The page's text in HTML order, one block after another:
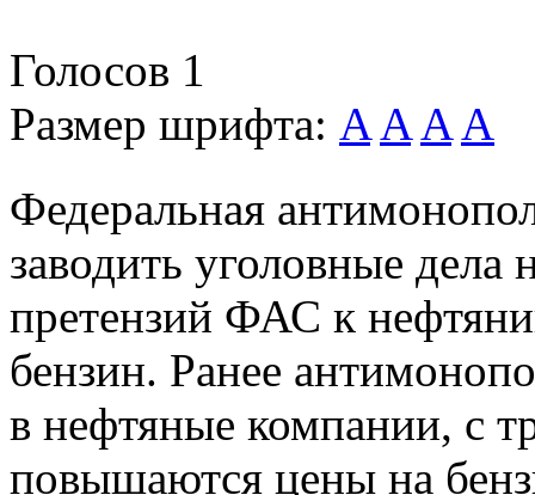
Голосов 1
Размер шрифта: A A A A
Федеральная
заводить уголовные
претензий ФАС к
бензин. Ранее
в нефтяные компании, с
повышаются цены на